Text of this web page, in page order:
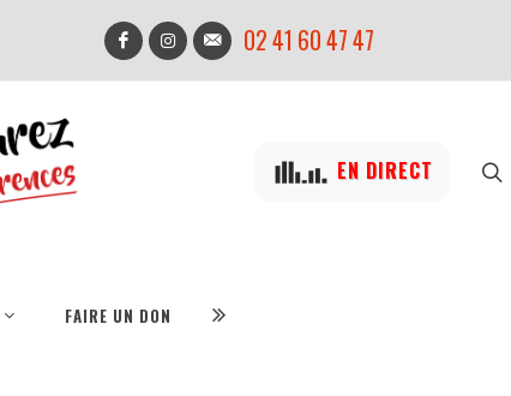
02 41 60 47 47
EN DIRECT
FAIRE UN DON